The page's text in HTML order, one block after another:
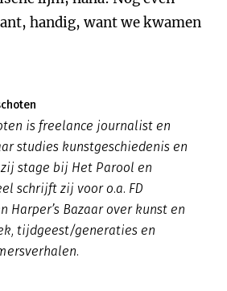
handig, want we kwamen
is freelance journalist en
studies kunstgeschiedenis en
stage bij Het Parool en
schrijft zij voor o.a. FD
Harper’s Bazaar over kunst en
tijdgeest/generaties en